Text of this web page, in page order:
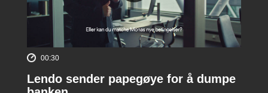
00:30
Lendo sender papegøye for å dumpe